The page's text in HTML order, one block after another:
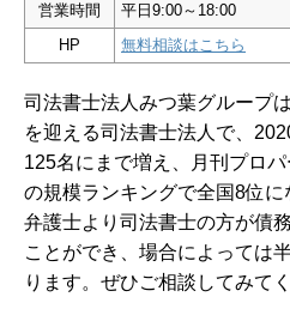
営業時間
平日9:00～18:00
HP
無料相談はこちら
司法書士法人みつ葉グループ
を迎える司法書士法人で、
125名にまで増え、月刊プロ
の規模ランキングで全国8位に
弁護士より司法書士の方が債
ことができ、場合によっては
ります。ぜひご相談してみてく